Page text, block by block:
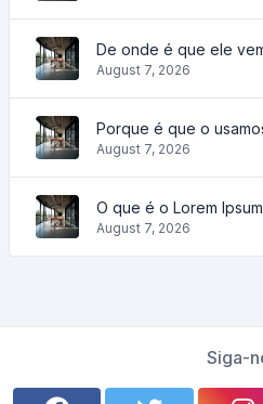
De onde é que ele
August 7, 2026
Porque é que o
August 7, 2026
O que é o Lorem
August 7, 2026
Siga-